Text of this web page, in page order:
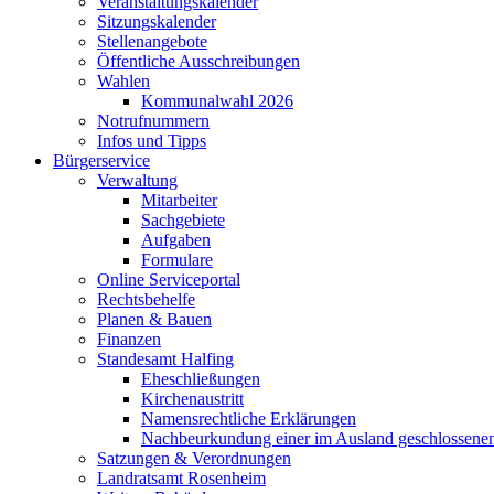
Sitzungskalender
Stellenangebote
Öffentliche Ausschreibungen
Wahlen
Kommunalwahl 2026
Notrufnummern
Infos und Tipps
Bürgerservice
Verwaltung
Mitarbeiter
Sachgebiete
Aufgaben
Formulare
Online Serviceportal
Rechtsbehelfe
Planen & Bauen
Finanzen
Standesamt Halfing
Eheschließungen
Kirchenaustritt
Namensrechtliche Erklärungen
Nachbeurkundung einer im Ausland
Satzungen & Verordnungen
Landratsamt Rosenheim